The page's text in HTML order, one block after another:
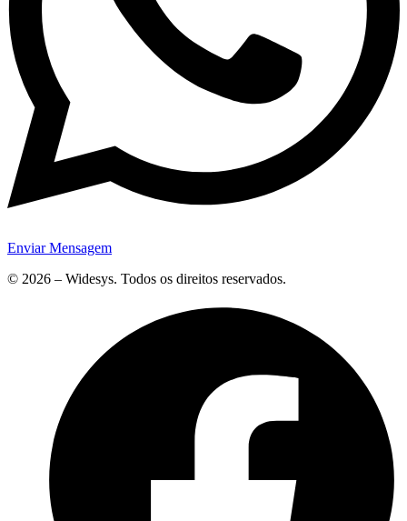
Enviar Mensagem
© 2026 – Widesys. Todos os direitos reservados.